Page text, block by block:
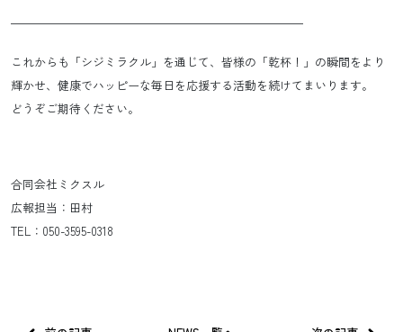
—————————————————————————
これからも「シジミラクル」を通じて、皆様の「乾杯！」の瞬間をより
輝かせ、健康でハッピーな毎日を応援する活動を続けてまいります。
どうぞご期待ください。
合同会社ミクスル
広報担当：田村
TEL：050-3595-0318